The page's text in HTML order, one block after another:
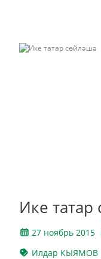
Ике
27 ноябрь 2015
Илдар КЫЯМОВ